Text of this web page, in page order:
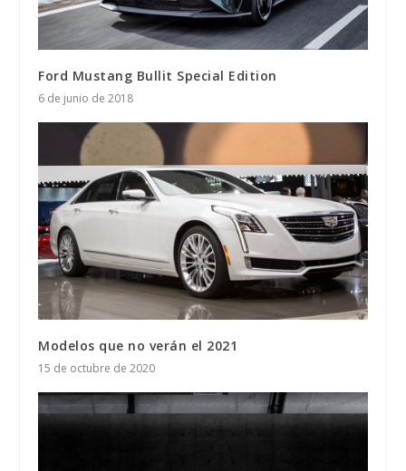
Ford Mustang Bullit Special Edition
6 de junio de 2018
Modelos que no verán el 2021
15 de octubre de 2020